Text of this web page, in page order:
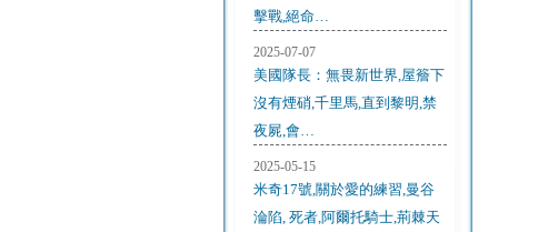
擊戰,絕命…
2025-07-07
美國隊長：無畏新世界,屋簷下
沒有煙硝,千里馬,直到黎明,禁
夜屍,會…
2025-05-15
米奇17號,關於愛的練習,曼谷
淪陷, 死者,阿爾托騎士,荊棘天